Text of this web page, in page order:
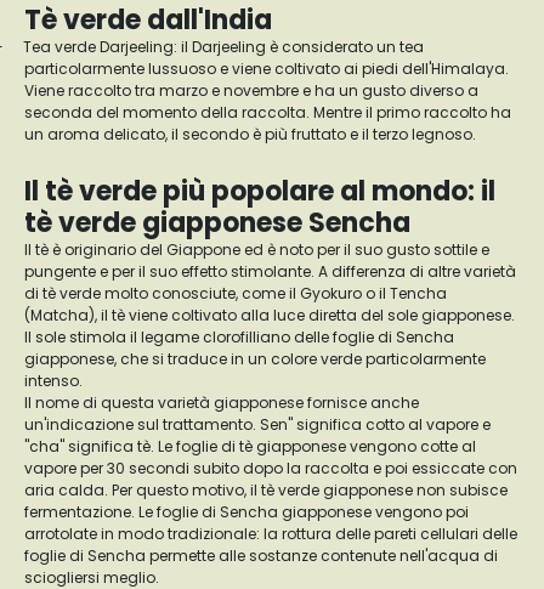
Tè verde dall'India
Tea verde Darjeeling: il Darjeeling è considerato un tea
particolarmente lussuoso e viene coltivato ai piedi dell'Himalaya.
Viene raccolto tra marzo e novembre e ha un gusto diverso a
seconda del momento della raccolta. Mentre il primo raccolto ha
un aroma delicato, il secondo è più fruttato e il terzo legnoso.
Il tè verde più popolare al mondo: il
tè verde giapponese Sencha
Il tè è originario del Giappone ed è noto per il suo gusto sottile e
pungente e per il suo effetto stimolante. A differenza di altre varietà
di tè verde molto conosciute, come il Gyokuro o il Tencha
(Matcha), il tè viene coltivato alla luce diretta del sole giapponese.
Il sole stimola il legame clorofilliano delle foglie di Sencha
giapponese, che si traduce in un colore verde particolarmente
intenso.
Il nome di questa varietà giapponese fornisce anche
un'indicazione sul trattamento. Sen" significa cotto al vapore e
"cha" significa tè. Le foglie di tè giapponese vengono cotte al
vapore per 30 secondi subito dopo la raccolta e poi essiccate con
aria calda. Per questo motivo, il tè verde giapponese non subisce
fermentazione. Le foglie di Sencha giapponese vengono poi
arrotolate in modo tradizionale: la rottura delle pareti cellulari delle
foglie di Sencha permette alle sostanze contenute nell'acqua di
sciogliersi meglio.